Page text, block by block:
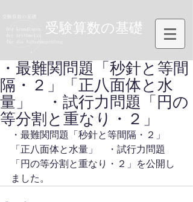
受験算数の基礎
・最難関問題「秒針と等間
隔・２」「正八面体と水
量」 ・試行力問題「円の
等分割と重なり・２」
・最難関問題「秒針と等間隔・２」
「正八面体と水量」　・試行力問題
「円の等分割と重なり・２」を公開し
ました。